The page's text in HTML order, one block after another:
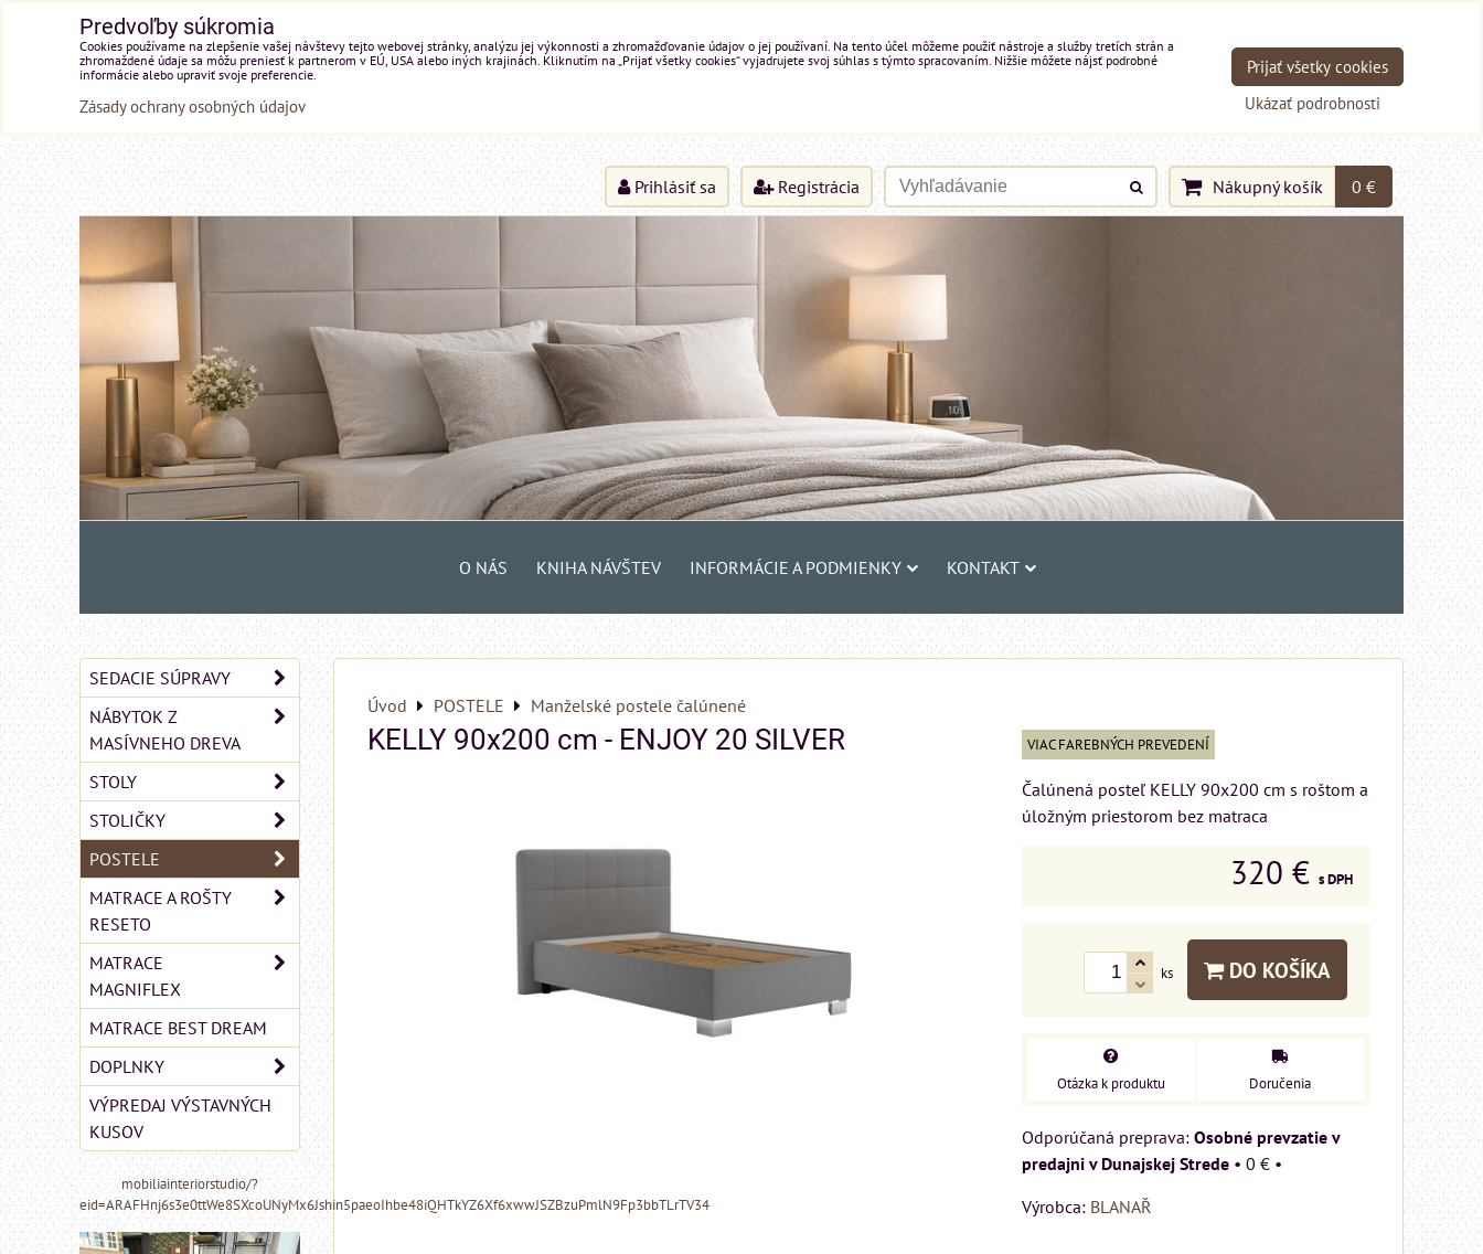
Prihlásiť sa Registrácia Nákupný košík 0 €
O NÁS KNIHA NÁVŠTEV INFORMÁCIE A PODMIENKY KONTAKT
Úvod POSTELE Manželské postele čalúnené
KELLY 90x200 cm - ENJOY 20 SILVER VIAC FAREBNÝCH PREVEDENÍ
Čalúnená posteľ KELLY 90x200 cm s roštom a
úložným priestorom bez matraca
320 € s DPH
ks DO KOŠÍKA
Otázka k produktu Doručenia
Osobné prevzatie v
predajni v Dunajskej Strede • 0 € •
Výrobca: BLANAŘ
SEDACIE SÚPRAVY
NÁBYTOK Z
MASÍVNEHO DREVA
STOLY
STOLIČKY
POSTELE
MATRACE A ROŠTY
RESETO
MATRACE
MAGNIFLEX
MATRACE BEST DREAM
DOPLNKY
VÝPREDAJ VÝSTAVNÝCH
KUSOV
mobiliainteriorstudio/?
eid=ARAFHnj6s3e0ttWe8SXcoUNyMx6Jshin5paeoIhbe48iQHTkYZ6Xf6xwwJSZBzuPmlN9Fp3bbTLrTV34
Predvoľby súkromia
Cookies používame na zlepšenie vašej návštevy tejto webovej stránky, analýzu jej výkonnosti a zhromažďovanie údajov o jej používaní. Na tento účel môžeme použiť nástroje a služby tretích strán a
zhromaždené údaje sa môžu preniesť k partnerom v EÚ, USA alebo iných krajinách. Kliknutím na „Prijať všetky cookies“ vyjadrujete svoj súhlas s týmto spracovaním. Nižšie môžete nájsť podrobné
informácie alebo upraviť svoje preferencie.
Zásady ochrany osobných údajov Ukázať podrobnosti
Prijať všetky cookies